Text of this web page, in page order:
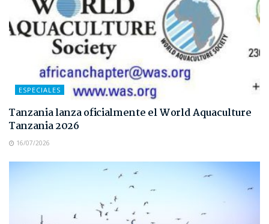
ESPECIALES
Tanzania lanza oficialmente el World Aquaculture
Tanzania 2026
16/07/2026